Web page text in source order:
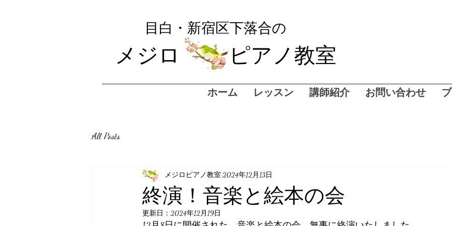
​目白・新宿区下落合の
メジロ ピアノ教室
ホーム レッスン 講師紹介 お問い合わせ
All Posts
終演！音楽と絵本の会
メジロピアノ教室 2024年12月13日
更新日： 2024年12月19日